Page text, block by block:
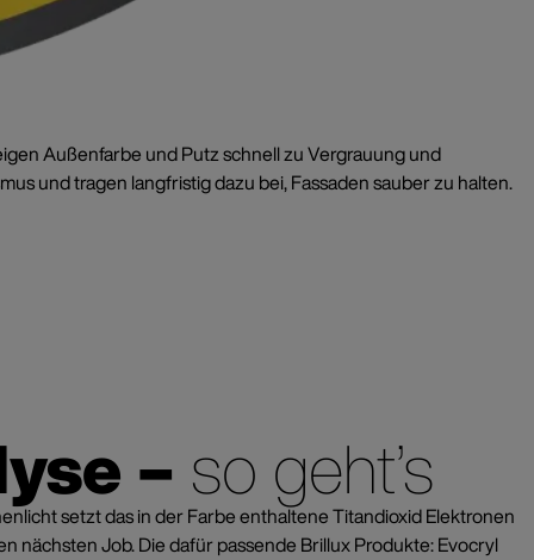
Außenfarbe und Putz schnell zu Vergrauung und
und tragen langfristig dazu bei, Fassaden sauber zu halten.
– so geht’s
setzt das in der Farbe enthaltene Titandioxid Elektronen
nächsten Job. Die dafür passende Brillux Produkte: Evocryl